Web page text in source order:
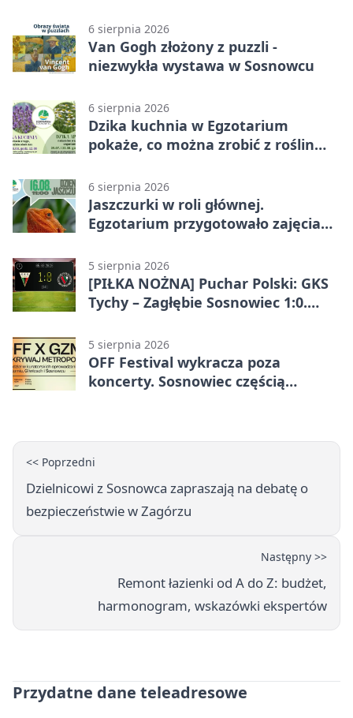
6 sierpnia 2026
Van Gogh złożony z puzzli -
niezwykła wystawa w Sosnowcu
6 sierpnia 2026
Dzika kuchnia w Egzotarium
pokaże, co można zrobić z roślin
6 sierpnia 2026
Jaszczurki w roli głównej.
Egzotarium przygotowało zajęcia
5 sierpnia 2026
[PIŁKA NOŻNA] Puchar Polski: GKS
Tychy – Zagłębie Sosnowiec 1:0.
przed przerwą
5 sierpnia 2026
OFF Festival wykracza poza
koncerty. Sosnowiec częścią
<< Poprzedni
Dzielnicowi z Sosnowca zapraszają na debatę o
bezpieczeństwie w Zagórzu
Następny >>
Remont łazienki od A do Z: budżet,
harmonogram, wskazówki ekspertów
Przydatne dane teleadresowe